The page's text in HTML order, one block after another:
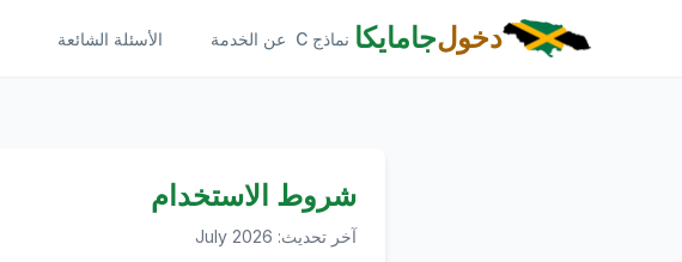
Skip to main content
دخولجامايكا نماذج C عن الخدمة الأسئلة الشائعة
شروط الاستخدام
آخر تحديث:
July 2026